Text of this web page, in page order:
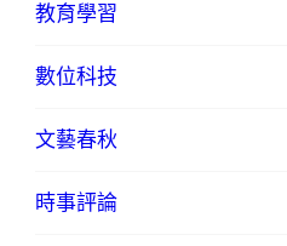
教育學習
數位科技
文藝春秋
時事評論